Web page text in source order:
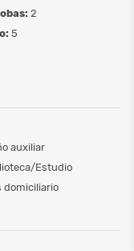
2
5
auxiliar
Estudio
domiciliario